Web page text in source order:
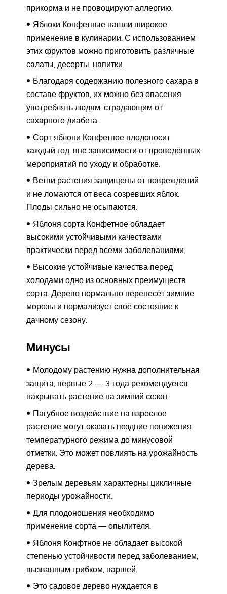
прикорма и не провоцируют аллергию.
Яблоки Конфетные нашли широкое
применение в кулинарии. С использованием
этих фруктов можно приготовить различные
салаты, десерты, напитки.
Благодаря содержанию полезного сахара в
составе фруктов, их можно без опасения
употреблять людям, страдающим от
сахарного диабета.
Сорт яблони Конфетное плодоносит
каждый год, вне зависимости от проведённых
мероприятий по уходу и обработке.
Ветви растения защищены от повреждений
и не ломаются от веса созревших яблок.
Плоды сильно не осыпаются.
Яблоня сорта Конфетное обладает
высокими устойчивыми качествами
практически перед всеми заболеваниями.
Высокие устойчивые качества перед
холодами одно из основных преимуществ
сорта. Дерево нормально перенесёт зимние
морозы и нормализует своё состояние к
дачному сезону.
Минусы
Молодому растению нужна дополнительная
защита, первые 2 — 3 года рекомендуется
накрывать растение на зимний сезон.
Пагубное воздействие на взрослое
растение могут оказать поздние понижения
температурного режима до минусовой
отметки. Это может повлиять на урожайность
дерева.
Зрелым деревьям характерны цикличные
периоды урожайности.
Для плодоношения необходимо
применение сорта — опылителя.
Яблоня Конфтное не обладает высокой
степенью устойчивости перед заболеванием,
вызванным грибком, паршей.
Это садовое дерево нуждается в